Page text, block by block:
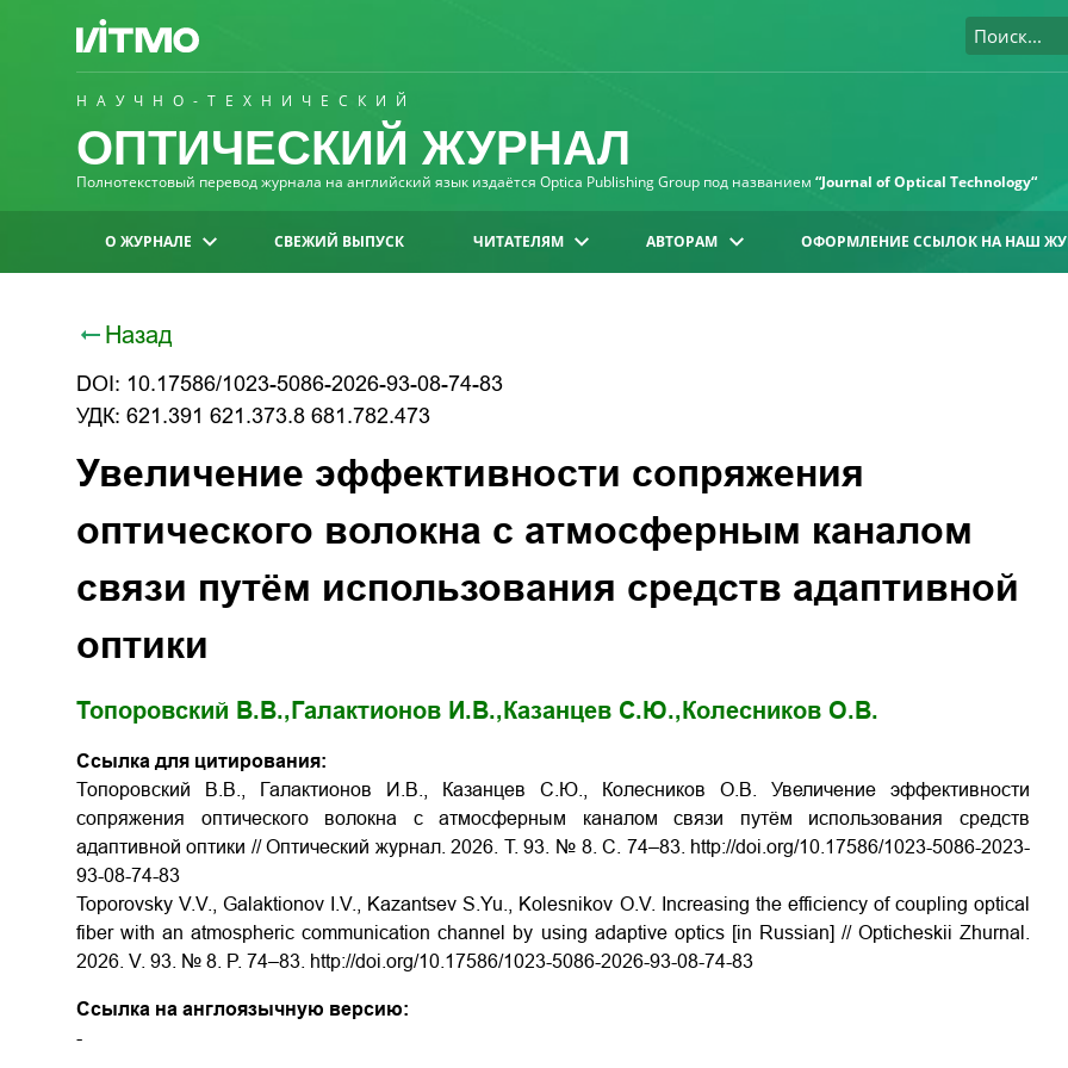
НАУЧНО-ТЕХНИЧЕСКИЙ
ОПТИЧЕСКИЙ ЖУРНАЛ
Полнотекстовый перевод журнала на английский язык издаётся Optica Publishing Group под названием “Journal of Optical Technology“
О ЖУРНАЛЕ СВЕЖИЙ ВЫПУСК ЧИТАТЕЛЯМ АВТОРАМ ОФОРМЛЕНИЕ ССЫЛОК НА НАШ
Назад
DOI: 10.17586/1023-5086-2026-93-08-74-83
УДК: 621.391 621.373.8 681.782.473
Увеличение эффективности сопряжения
оптического волокна с атмосферным каналом
связи путём использования средств адаптивной
оптики
Топоровский В.В., Галактионов И.В., Казанцев С.Ю., Колесников О.В.
Ссылка для цитирования:
Топоровский В.В., Галактионов И.В., Казанцев С.Ю., Колесников О.В. Увеличение эффективности
сопряжения оптического волокна с атмосферным каналом связи путём использования средств
адаптивной оптики // Оптический журнал. 2026. Т. 93. № 8. С. 74–83. http://doi.org/10.17586/1023-5086-2023-
93-08-74-83
Toporovsky V.V., Galaktionov I.V., Kazantsev S.Yu., Kolesnikov O.V. Increasing the efficiency of coupling optical
fiber with an atmospheric communication channel by using adaptive optics [in Russian] // Opticheskii Zhurnal.
2026. V. 93. № 8. P. 74–83. http://doi.org/10.17586/1023-5086-2026-93-08-74-83
Ссылка на англоязычную версию:
-